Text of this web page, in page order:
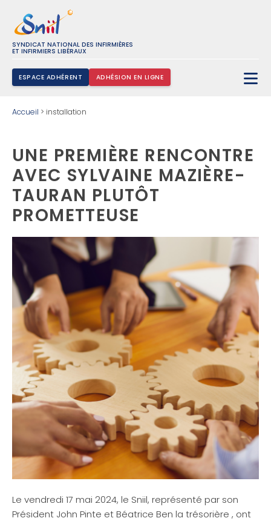
SYNDICAT NATIONAL DES INFIRMIÈRES
ET INFIRMIERS LIBÉRAUX
ESPACE ADHÉRENT ADHÉSION EN LIGNE
Accueil > installation
UNE PREMIÈRE RENCONTRE
AVEC SYLVAINE MAZIÈRE-
TAURAN PLUTÔT
PROMETTEUSE
Le vendredi 17 mai 2024, le Sniil, représenté par son
Président John Pinte et Béatrice Ben la trésorière , ont